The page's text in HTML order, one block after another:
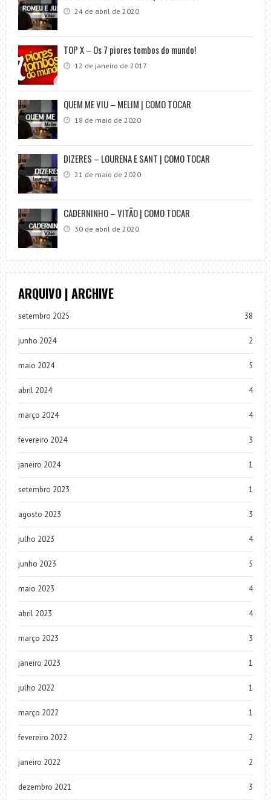
24 de abril de 2020
TOP X – Os 7 piores tombos do mundo!
12 de janeiro de 2017
QUEM ME VIU – MELIM | COMO TOCAR
18 de maio de 2020
DIZERES – LOURENA E SANT | COMO TOCAR
21 de maio de 2020
CADERNINHO – VITÃO | COMO TOCAR
30 de abril de 2020
ARQUIVO | ARCHIVE
setembro 2025 38
junho 2024 2
maio 2024 5
abril 2024 4
março 2024 4
fevereiro 2024 3
janeiro 2024 1
setembro 2023 1
agosto 2023 3
julho 2023 4
junho 2023 5
maio 2023 4
abril 2023 4
março 2023 3
janeiro 2023 1
julho 2022 1
março 2022 1
fevereiro 2022 2
janeiro 2022 2
dezembro 2021 3